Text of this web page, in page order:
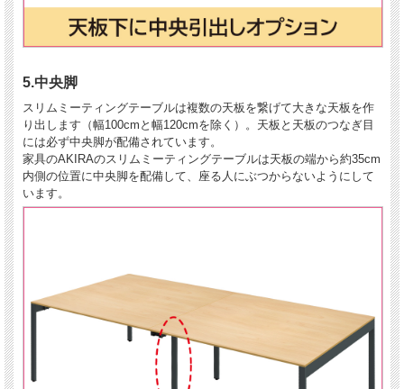
5.中央脚
スリムミーティングテーブルは複数の天板を繋げて大きな天板を作
り出します（幅100cmと幅120cmを除く）。天板と天板のつなぎ目
には必ず中央脚が配備されています。
家具のAKIRAのスリムミーティングテーブルは天板の端から約35cm
内側の位置に中央脚を配備して、座る人にぶつからないようにして
います。